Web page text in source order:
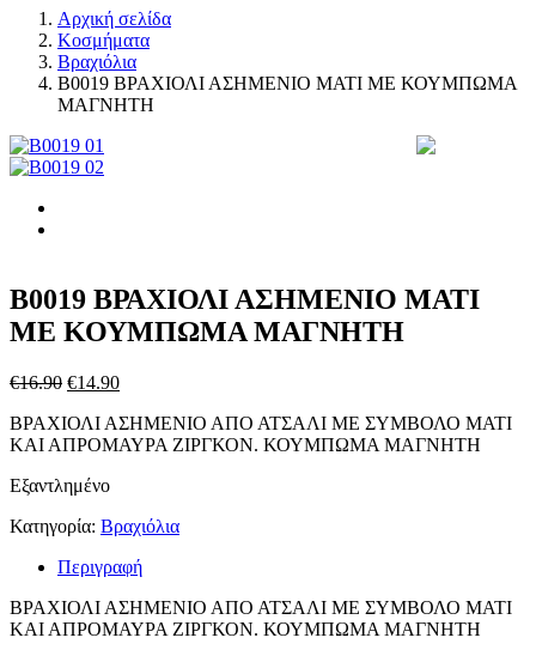
Αρχική σελίδα
Κοσμήματα
Βραχιόλια
B0019 ΒΡΑΧΙΟΛΙ ΑΣΗΜΕΝΙΟ ΜΑΤΙ ΜΕ ΚΟΥΜΠΩΜΑ
ΜΑΓΝΗΤΗ
Post
navigation
B0019 ΒΡΑΧΙΟΛΙ ΑΣΗΜΕΝΙΟ ΜΑΤΙ
ΜΕ ΚΟΥΜΠΩΜΑ ΜΑΓΝΗΤΗ
€16.90 Original
was:
€16.90.
€14.90Η
τιμή
είναι:
ΒΡΑΧΙΟΛΙ ΑΣΗΜΕΝΙΟ ΑΠΟ ΑΤΣΑΛΙ ΜΕ ΣΥΜΒΟΛΟ ΜΑΤΙ
ΚΑΙ ΑΠΡΟΜΑΥΡΑ ΖΙΡΓΚΟΝ. ΚΟΥΜΠΩΜΑ ΜΑΓΝΗΤΗ
Εξαντλημένο
Κατηγορία: Βραχιόλια
Περιγραφή
ΒΡΑΧΙΟΛΙ ΑΣΗΜΕΝΙΟ ΑΠΟ ΑΤΣΑΛΙ ΜΕ ΣΥΜΒΟΛΟ ΜΑΤΙ
ΚΑΙ ΑΠΡΟΜΑΥΡΑ ΖΙΡΓΚΟΝ. ΚΟΥΜΠΩΜΑ ΜΑΓΝΗΤΗ